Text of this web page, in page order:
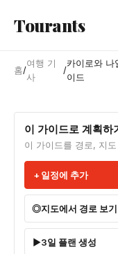
Tourants
홈/
여행 기
사
/
카이로와
이드
이 가이드로 계획하
이 가이드를 경로, 지
일정에 추가
지도에서 경로 보기
3일 플랜 생성